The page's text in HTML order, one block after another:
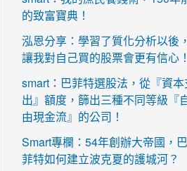
的致富寶典！
泓恩分享：學習了質化分析以後，
讓我對自己買的股票會更有信心！
smart：巴菲特選股法，從『資本
出』額度，篩出三種不同等級『
由現金流』的公司！
Smart專欄：54年創辦大帝國，巴
菲特如何建立波克夏的護城河？